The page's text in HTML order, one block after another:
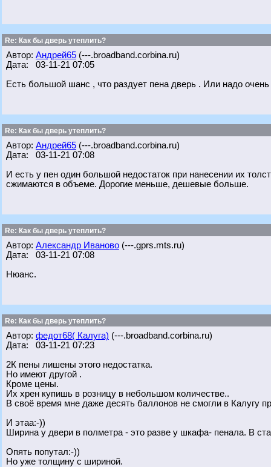
Re: Как бы дверь утеплить?
Автор: Андрей65 (---.broadband.corbina.ru)
Дата: 03-11-21 07:05
Есть большой шанс , что раздует пена дверь . Или надо
Re: Как бы дверь утеплить?
Автор: Андрей65 (---.broadband.corbina.ru)
Дата: 03-11-21 07:08
И есть у пен один большой недостаток при нанесении их
сжимаются в объеме. Дорогие меньше, дешевые больше.
Re: Как бы дверь утеплить?
Автор: Александр Иваново (---.gprs.mts.ru)
Дата: 03-11-21 07:08
Нюанс.
Re: Как бы дверь утеплить?
Автор: федот68( Калуга) (---.broadband.corbina.ru)
Дата: 03-11-21 07:23
2К пены лишены этого недостатка.
Но имеют другой .
Кроме цены.
Их хрен купишь в розницу в небольшом количестве..
В своё время мне даже десять баллонов не смогли в Калугу
И этаа:-))
Ширина у двери в полметра - это разве у шкафа- пенала. В
Опять попутал:-))
Но уже толщину с шириной.